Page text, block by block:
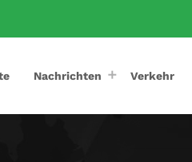
Nachrichten Verkehr